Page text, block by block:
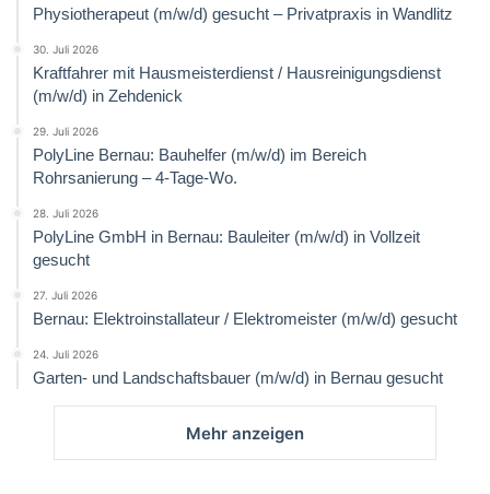
Physiotherapeut (m/w/d) gesucht – Privatpraxis in Wandlitz
30. Juli 2026
Kraftfahrer mit Hausmeisterdienst / Hausreinigungsdienst
(m/w/d) in Zehdenick
29. Juli 2026
PolyLine Bernau: Bauhelfer (m/w/d) im Bereich
Rohrsanierung – 4-Tage-Wo.
28. Juli 2026
PolyLine GmbH in Bernau: Bauleiter (m/w/d) in Vollzeit
gesucht
27. Juli 2026
Bernau: Elektroinstallateur / Elektromeister (m/w/d) gesucht
24. Juli 2026
Garten- und Landschaftsbauer (m/w/d) in Bernau gesucht
Mehr anzeigen